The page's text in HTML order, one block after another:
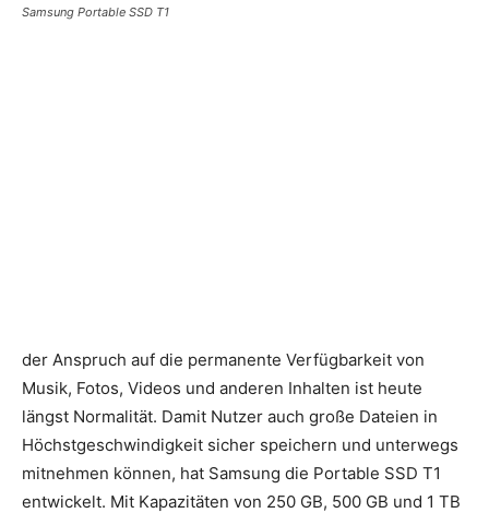
Samsung Portable SSD T1
der Anspruch auf die permanente Verfügbarkeit von
Musik, Fotos, Videos und anderen Inhalten ist heute
längst Normalität. Damit Nutzer auch große Dateien in
Höchstgeschwindigkeit sicher speichern und unterwegs
mitnehmen können, hat Samsung die Portable SSD T1
entwickelt. Mit Kapazitäten von 250 GB, 500 GB und 1 TB